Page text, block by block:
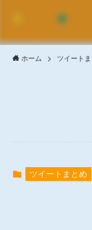
ホーム ツイート
ツイートまとめ